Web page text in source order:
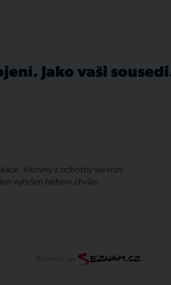
Jako vaši
šikovný a ochotný servisní
vyřešen během chvíle.